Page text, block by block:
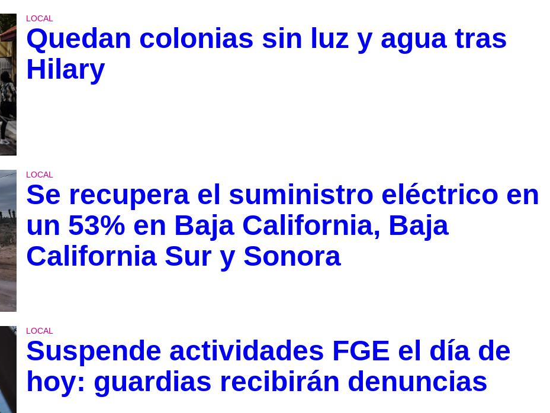
LOCAL
Quedan colonias sin luz y agua tras
Hilary
LOCAL
Se recupera el suministro eléctrico en
un 53% en Baja California, Baja
California Sur y Sonora
LOCAL
Suspende actividades FGE el día de
hoy: guardias recibirán denuncias